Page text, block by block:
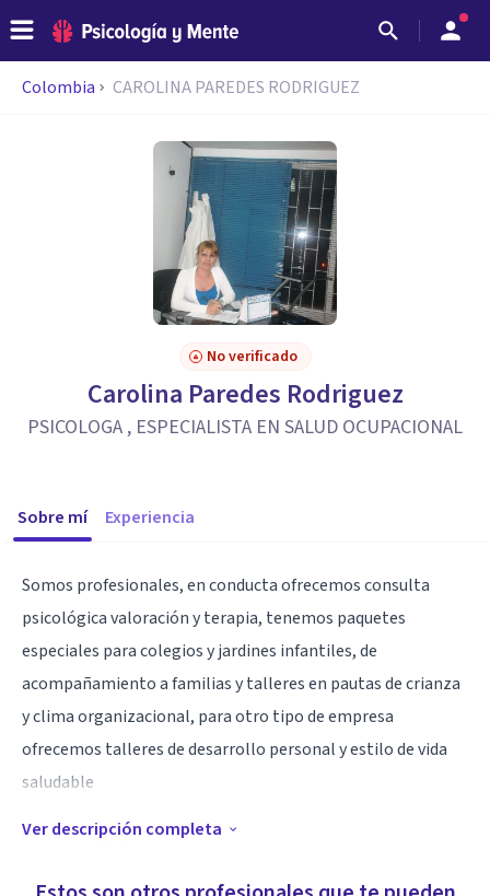
Colombia CAROLINA PAREDES RODRIGUEZ
No verificado
Carolina Paredes Rodriguez
PSICOLOGA , ESPECIALISTA EN SALUD OCUPACIONAL
Sobre mí Experiencia
Somos profesionales, en conducta ofrecemos consulta
psicológica valoración y terapia, tenemos paquetes
especiales para colegios y jardines infantiles, de
acompañamiento a familias y talleres en pautas de crianza
y clima organizacional, para otro tipo de empresa
ofrecemos talleres de desarrollo personal y estilo de vida
saludable
Especialidad
Ver descripción completa